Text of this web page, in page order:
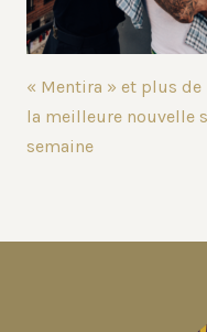
« Mentira » et plus de
la meilleure nouvelle
semaine